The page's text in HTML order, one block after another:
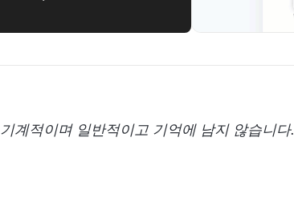
계적이며 일반적이고 기억에 남지 않습니다.